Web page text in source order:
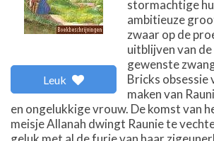
Leuk
stormachtige
ambitieuze
zwaar op de
uitblijven van
gewenste
Bricks obsessie
maken van
en ongelukkige vrouw. De komst van
meisje Allanah dwingt Raunie te